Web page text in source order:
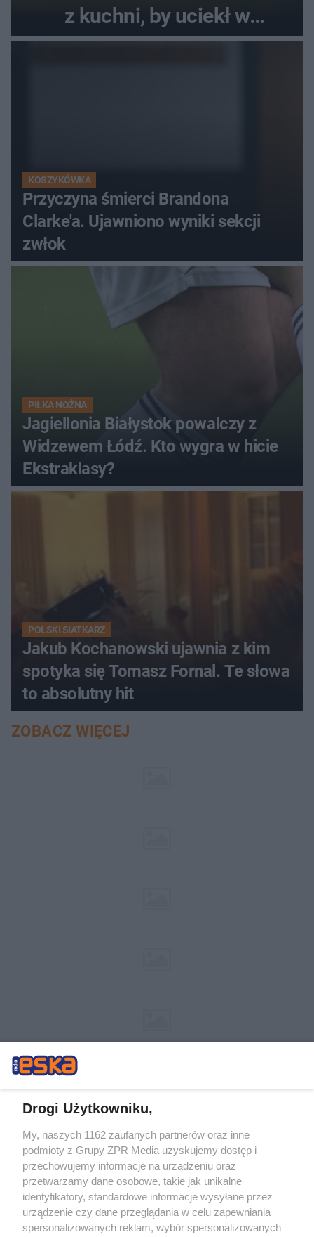
z kuchni, by uciekł w
popłochu
KOSZYKÓWKA
Przyczyna śmierci Brandona
Clarke'a. Ujawniono wyniki sekcji
zwłok
PIŁKA NOŻNA
Jagiellonia Białystok powalczy z
Widzewem Łódź. Kto wygra w hicie
Ekstraklasy?
POLSKI SIATKARZ
Jakub Kochanowski ujawnia z kim
spotyka się Tomasz Fornal. Te słowa
to absolutny hit
ZOBACZ WIĘCEJ
Żaden utwór zamieszczony w serwisie nie może być powielany i
rozpowszechniany lub dalej rozpowszechniany w jakikolwiek sposób (w
tym także elektroniczny lub mechaniczny) na jakimkolwiek polu
eksploatacji w jakiejkolwiek formie, włącznie z umieszczaniem w Internecie
bez pisemnej zgody właściciela praw. Jakiekolwiek użycie lub
wykorzystanie utworów w całości lub w części z naruszeniem prawa, tzn.
bez właściwej zgody, jest zabronione pod groźbą kary i może być ścigane
prawnie.
Drogi Użytkowniku,
My, naszych 1162 zaufanych partnerów oraz inne
podmioty z Grupy ZPR Media uzyskujemy dostęp i
przechowujemy informacje na urządzeniu oraz
przetwarzamy dane osobowe, takie jak unikalne
identyfikatory, standardowe informacje wysyłane przez
urządzenie czy dane przeglądania w celu zapewniania
spersonalizowanych reklam, wybór spersonalizowanych